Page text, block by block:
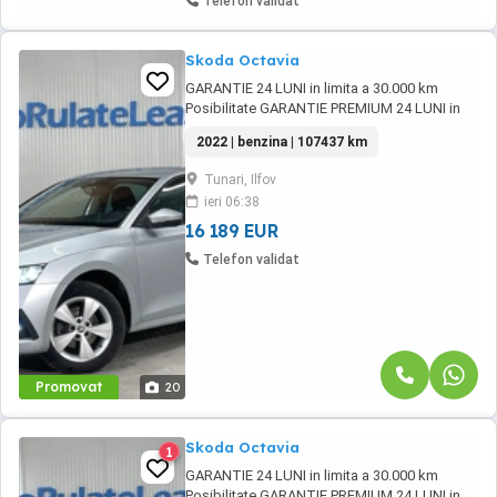
Promovat 20
Skoda Octavia
GARANTIE 24 LUNI in limita a 30.000 km
Posibilitate GARANTIE PREMIUM 24 LUNI in
avans 0% pe o perioada de maxim 6 ani
Aprobare garantata credit pentru persoane
fizice (cu venituri obtinute inclusiv in afara
tarii), persoane juridice si persoane fizice ...
2022 | benzina | 107437 km
Tunari, Ilfov
ieri 06:38
16 189 EUR
Telefon validat
1 Skoda Octavia
GARANTIE 24 LUNI in limita a 30.000 km